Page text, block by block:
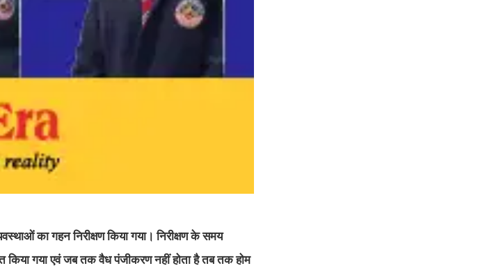
का गहन निरीक्षण किया गया। निरीक्षण के समय
किया गया एवं जब तक वैध पंजीकरण नहीं होता है तब तक होम